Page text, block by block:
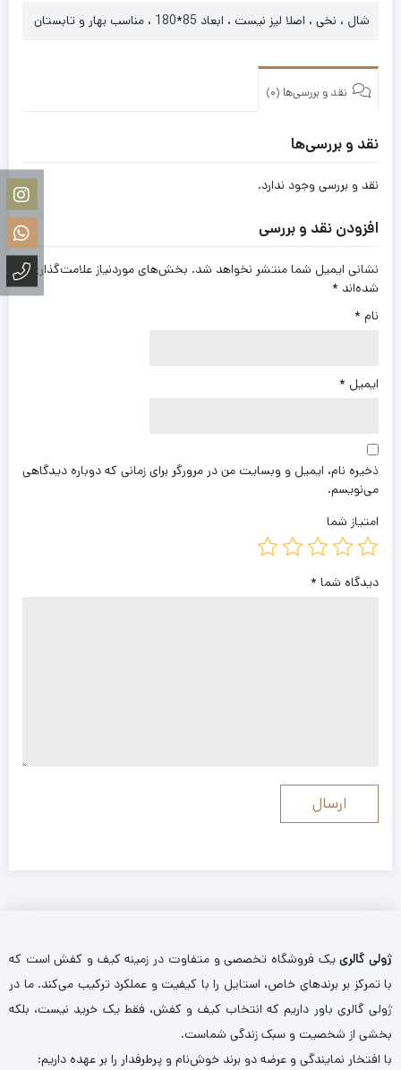
شال ، نخی ، اصلا لیز نیست ، ابعاد 85*180 ، مناسب بهار و تابستان
نقد و بررسی‌ها (0)
نقد و بررسی‌ها
نقد و بررسی وجود ندارد.
افزودن نقد و بررسی
نشانی ایمیل شما منتشر نخواهد شد. بخش‌های موردنیاز علامت‌گذاری
شده‌اند *
نام *
ایمیل *
ذخیره نام، ایمیل و وبسایت من در مرورگر برای زمانی که دوباره دیدگاهی
می‌نویسم.
امتیاز شما
دیدگاه شما *
ژولی گالرییک فروشگاه تخصصی و متفاوت در زمینه کیف و کفش است که
با تمرکز بر برندهای خاص، استایل را با کیفیت و عملکرد ترکیب می‌کند. ما در
ژولی گالری باور داریم که انتخاب کیف و کفش، فقط یک خرید نیست، بلکه
بخشی از شخصیت و سبک زندگی شماست.
با افتخار نمایندگی و عرضه دو برند خوش‌نام و پرطرفدار را بر عهده داریم: